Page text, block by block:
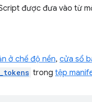
được đưa vào từ
ở chế độ nền, cửa sổ
trong tệp